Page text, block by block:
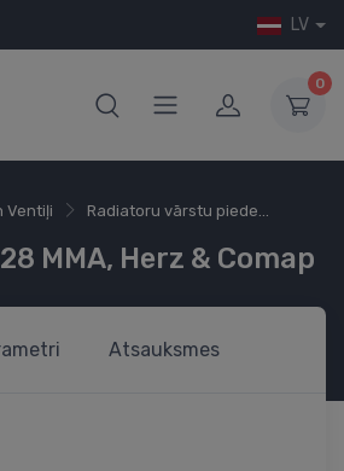
LV
0
Ventiļi Radiatoru vārstu piede...
MMA, Herz & Comap
Atsauksmes